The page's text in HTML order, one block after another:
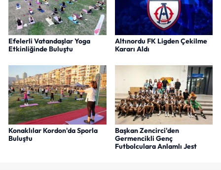
Efelerli Vatandaşlar Yoga
Etkinliğinde Buluştu
Altınordu FK Ligden Çekilme
Kararı Aldı
Konaklılar Kordon'da Sporla
Buluştu
Başkan Zencirci'den
Germencikli Genç
Futbolculara Anlamlı Jest